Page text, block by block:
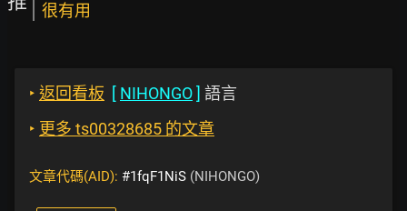
很有用
‣ 返回看板 [ NIHONGO] 語言
‣ 更多 ts00328685 的文章
文章代碼(AID): #1fqF1NiS (NIHONGO)